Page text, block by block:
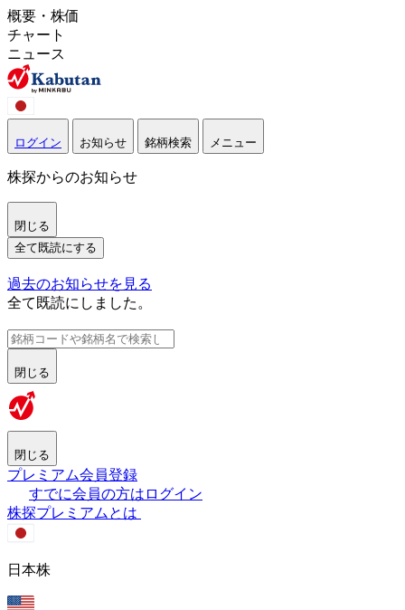
概要・株価
チャート
ニュース
ログイン お知らせ 銘柄検索 メニュー
株探からのお知らせ
閉じる
全て既読にする
過去のお知らせを見る
全て既読にしました。
閉じる
閉じる
プレミアム会員登録
すでに会員の方はログイン
株探プレミアムとは
日本株